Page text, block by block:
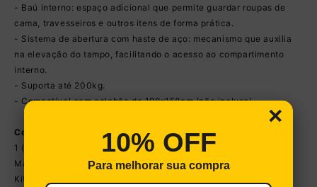
- Baú interno: espaço adicional que permite guardar roupas de
cama, travesseiros e outros itens de forma prática.
- Sistema de abertura com haste de aço: mecanismo que auxilia
na elevação do tampo, facilitando o acesso ao compartimento
interno.
- Suporta até 200kg.
- Compatível com colchão de 198x158cm (não incluso).
Conteúdo da Embalagem:
1 (uma) Cama Queen
Manual de montagem
Kit ferragem
×
10% OFF
Para melhorar sua compra